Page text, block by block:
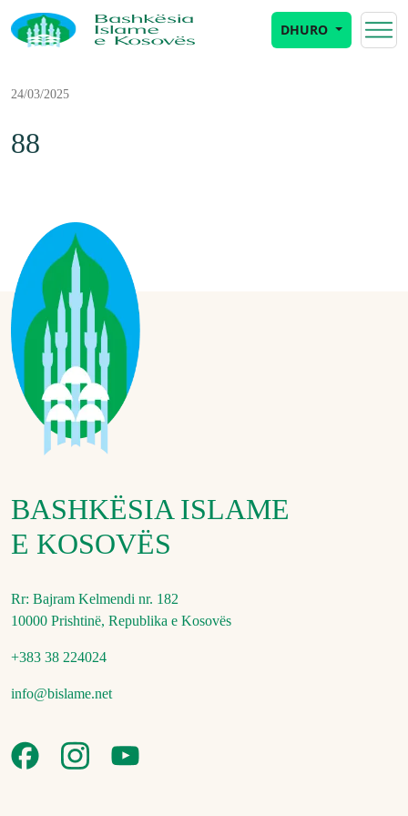
DHURO
24/03/2025
88
BASHKËSIA ISLAME
E KOSOVËS
Rr: Bajram Kelmendi nr. 182
10000 Prishtinë, Republika e Kosovës
+383 38 224024
info@bislame.net